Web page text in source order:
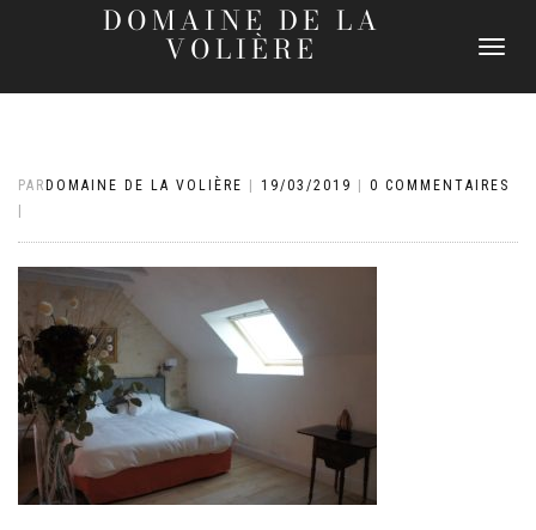
DOMAINE DE LA
VOLIÈRE
DÉPLIER
PAR DOMAINE DE LA VOLIÈRE 19/03/2019
0 COMMENTAIRES